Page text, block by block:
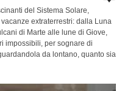
del Sistema Solare,
extraterrestri: dalla Luna
di Marte alle lune di Giove,
impossibili, per sognare di
da lontano, quanto sia